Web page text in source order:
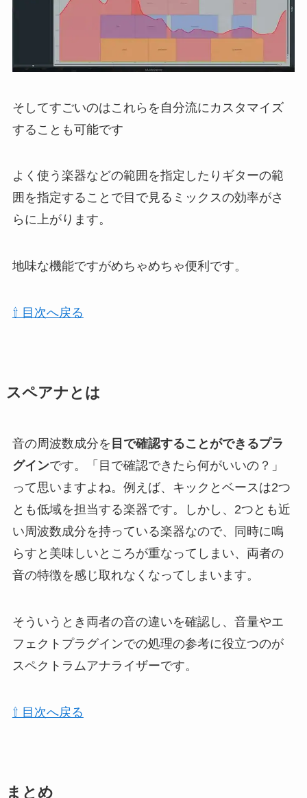
そしてすごいのはこれらを自分流にカスタマイズ
することも可能です
よく使う楽器などの範囲を指定したりギターの範
囲を指定することで目で見るミックスの効率がさ
らに上がります。
地味な機能ですがめちゃめちゃ便利です。
⇧ 目次へ戻る
スペアナとは
音の周波数成分を 目で確認することができるプラ
グインです。「目で確認できたら何がいいの？」
って思いますよね。例えば、キックとベースは2つ
とも低域を担当する楽器です。しかし、2つとも近
い周波数成分を持っている楽器なので、同時に鳴
らすと美味しいところが重なってしまい、両者の
音の特徴を感じ取れなくなってしまいます。
そういうとき両者の音の違いを確認し、音量やエ
フェクトプラグインでの処理の参考に役立つのが
スペクトラムアナライザーです。
⇧ 目次へ戻る
まとめ